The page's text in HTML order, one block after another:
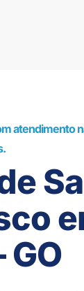
atendimento
GO